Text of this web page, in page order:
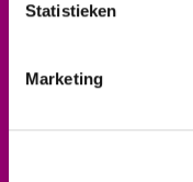
Statistieken
Marketing
Schooljaar
2027-2028
Cursusgeld
Ongeveer € 30,-